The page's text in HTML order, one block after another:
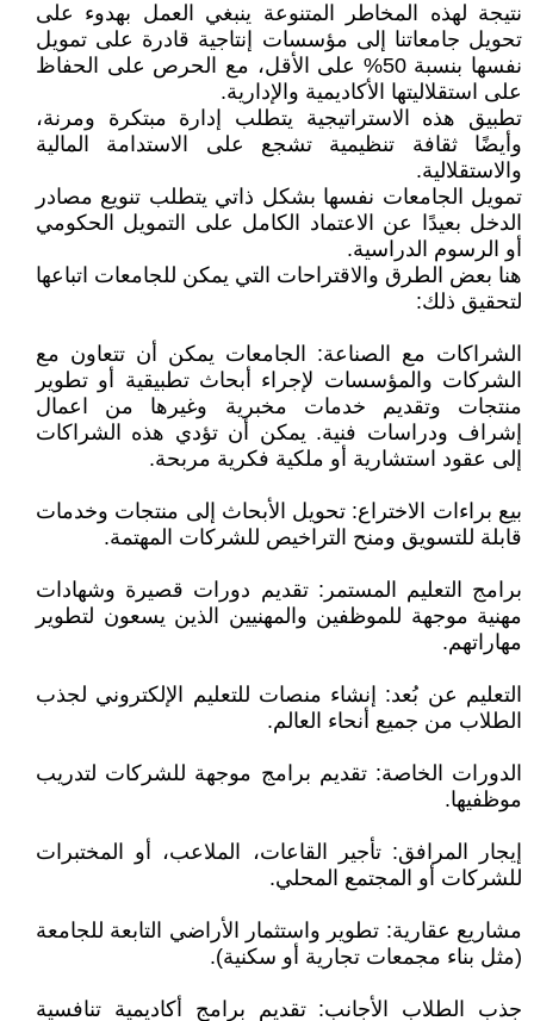
نتيجة لهذه المخاطر المتنوعة ينبغي العمل بهدوء على
تحويل جامعاتنا إلى مؤسسات إنتاجية قادرة على تمويل
نفسها بنسبة 50% على الأقل، مع الحرص على الحفاظ
على استقلاليتها الأكاديمية والإدارية.
تطبيق هذه الاستراتيجية يتطلب إدارة مبتكرة ومرنة،
وأيضًا ثقافة تنظيمية تشجع على الاستدامة المالية
والاستقلالية.
تمويل الجامعات نفسها بشكل ذاتي يتطلب تنويع مصادر
الدخل بعيدًا عن الاعتماد الكامل على التمويل الحكومي
أو الرسوم الدراسية.
هنا بعض الطرق والاقتراحات التي يمكن للجامعات اتباعها
لتحقيق ذلك:
الشراكات مع الصناعة: الجامعات يمكن أن تتعاون مع
الشركات والمؤسسات لإجراء أبحاث تطبيقية أو تطوير
منتجات وتقديم خدمات مخبرية وغيرها من اعمال
إشراف ودراسات فنية. يمكن أن تؤدي هذه الشراكات
إلى عقود استشارية أو ملكية فكرية مربحة.
بيع براءات الاختراع: تحويل الأبحاث إلى منتجات وخدمات
قابلة للتسويق ومنح التراخيص للشركات المهتمة.
برامج التعليم المستمر: تقديم دورات قصيرة وشهادات
مهنية موجهة للموظفين والمهنيين الذين يسعون لتطوير
مهاراتهم.
التعليم عن بُعد: إنشاء منصات للتعليم الإلكتروني لجذب
الطلاب من جميع أنحاء العالم.
الدورات الخاصة: تقديم برامج موجهة للشركات لتدريب
موظفيها.
إيجار المرافق: تأجير القاعات، الملاعب، أو المختبرات
للشركات أو المجتمع المحلي.
مشاريع عقارية: تطوير واستثمار الأراضي التابعة للجامعة
(مثل بناء مجمعات تجارية أو سكنية).
جذب الطلاب الأجانب: تقديم برامج أكاديمية تنافسية